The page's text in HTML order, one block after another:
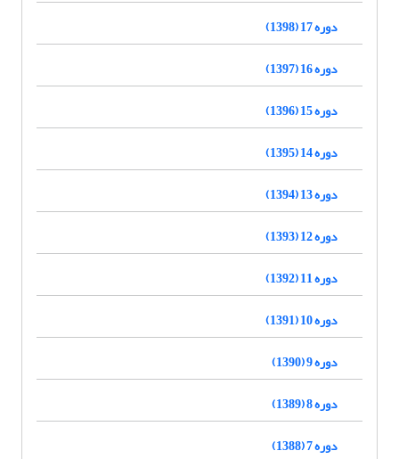
دوره 17 (1398)
دوره 16 (1397)
دوره 15 (1396)
دوره 14 (1395)
دوره 13 (1394)
دوره 12 (1393)
دوره 11 (1392)
دوره 10 (1391)
دوره 9 (1390)
دوره 8 (1389)
دوره 7 (1388)